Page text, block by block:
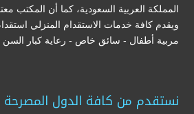
المملكة العربية السعودية، كما أن
ويقدم كافة خدمات الاستقدام المنزلي
مربية أطفال - سائق خاص - رعاية كبار
نستقدم من كافة الدول المصرحة